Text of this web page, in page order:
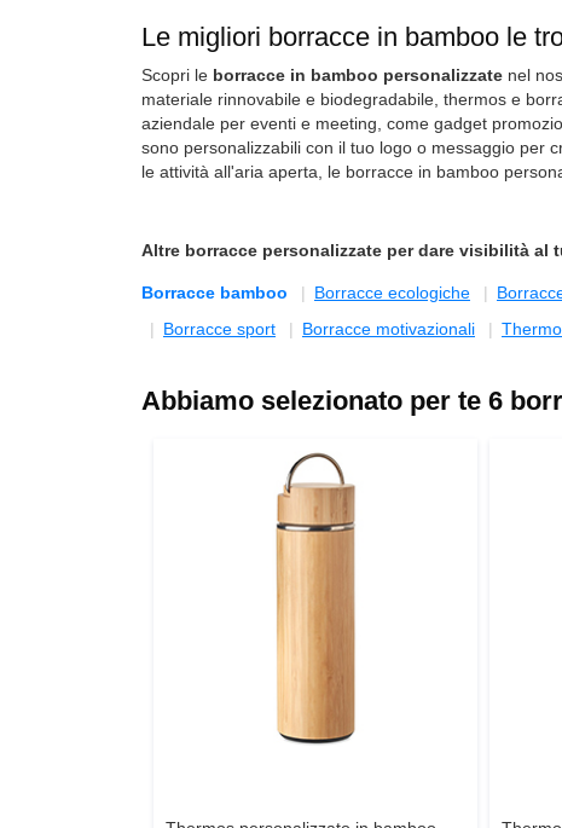
Le migliori borracce in bamboo le
Scopri le borracce in bamboo personalizzate nel
materiale rinnovabile e biodegradabile, thermos e
aziendale per eventi e meeting, come gadget
sono personalizzabili con il tuo logo o messaggio per
le attività all'aria aperta, le borracce in bamboo
Altre borracce personalizzate per dare visibilità al
Borracce bamboo Borracce ecologiche
Borracce sport
Borracce motivazionali
Abbiamo selezionato per te 6